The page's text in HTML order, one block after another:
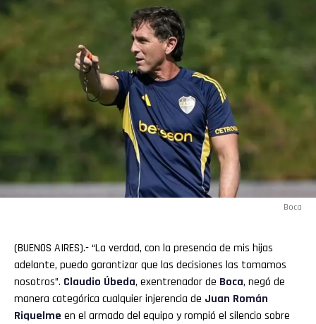
Boca
(BUENOS AIRES).- “La verdad, con la presencia de mis hijas
adelante, puedo garantizar que las decisiones las tomamos
nosotros”. Claudio Úbeda, exentrenador de Boca, negó de
manera categórica cualquier injerencia de Juan Román
Riquelme en el armado del equipo y rompió el silencio sobre